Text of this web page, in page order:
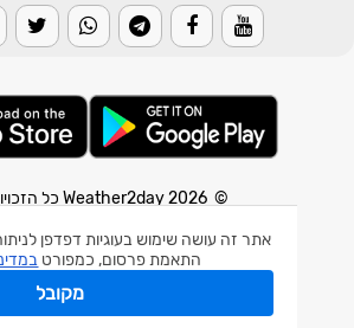
אתר זה עושה שימוש בעוגיות דפדפן
התאמת פרסום, כמפורט
מקובל
© 2026 Weather2day כל הזכויות שמורות
אפליקצית מזג אוויר
אפליקצית רעידת
אפליקצית מכ"ם גשם